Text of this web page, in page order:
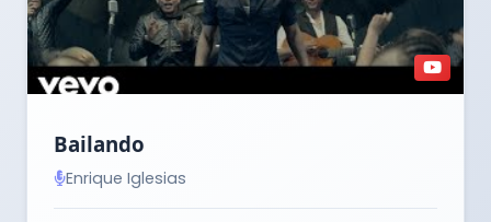
Bailando
Enrique Iglesias